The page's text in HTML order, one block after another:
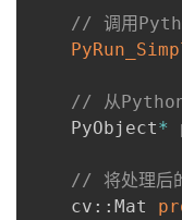
// 调用
// 从Python
    PyObject
*
// 将处理后
    cv
:: Mat